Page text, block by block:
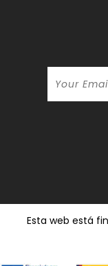
Esta web está